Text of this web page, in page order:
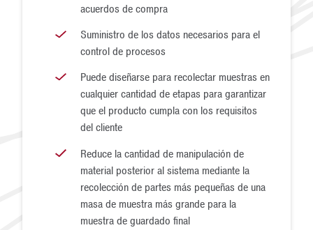
automáticamente la muestra después de la etapa primaria.
encargado de reducir manualmente la muestra (y
desechar manualmente el material de rechazo. Por lo
general, si se requieren cantidades más grandes de
muestras primarias, se adquieren equipos adicionales
para chancar y reducir las muestras primarias a una
cantidad razonable que el laboratorio pueda manipular y
procesar de forma sencilla. Este escenario implica
mayores costos de capital, pero, en última instancia,
acuerdos de compra
Suministro de los datos necesarios para el
control de procesos
Puede diseñarse para recolectar muestras en
cualquier cantidad de etapas para garantizar
que el producto cumpla con los requisitos
del cliente
Reduce la cantidad de manipulación de
material posterior al sistema mediante la
recolección de partes más pequeñas de una
masa de muestra más grande para la
muestra de guardado final